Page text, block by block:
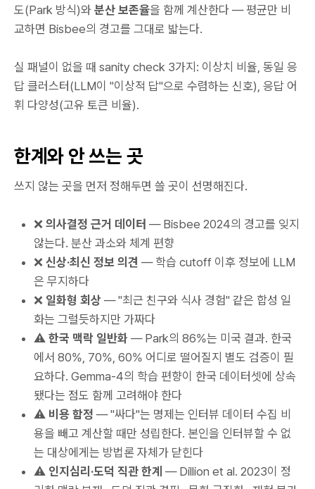
도(Park 방식)와 분산 보존율을 함께 계산한다 — 평균만 비
교하면 Bisbee의 경고를 그대로 밟는다.
실 패널이 없을 때 sanity check 3가지: 이상치 비율, 동일 응
답 클러스터(LLM이 "이상적 답"으로 수렴하는 신호), 응답 어
휘 다양성(고유 토큰 비율).
한계와 안 쓰는 곳
쓰지 않는 곳을 먼저 정해두면 쓸 곳이 선명해진다.
❌ 의사결정 근거 데이터 — Bisbee 2024의 경고를 잊지
않는다. 분산 과소와 체계 편향
❌ 신상·최신 정보 의견 — 학습 cutoff 이후 정보에 LLM
은 무지하다
❌ 일화형 회상 — "최근 친구와 식사 경험" 같은 합성 일
화는 그럴듯하지만 가짜다
⚠️ 한국 맥락 일반화 — Park의 86%는 미국 결과. 한국
에서 80%, 70%, 60% 어디로 떨어질지 별도 검증이 필
요하다. Gemma-4의 학습 편향이 한국 데이터셋에 상속
됐다는 점도 함께 고려해야 한다
⚠️ 비용 함정 — "싸다"는 명제는 인터뷰 데이터 수집 비
용을 빼고 계산할 때만 성립한다. 본인을 인터뷰할 수 없
는 대상에게는 방법론 자체가 닫힌다
⚠️ 인지심리·도덕 직관 한계 — Dillion et al. 2023이 정